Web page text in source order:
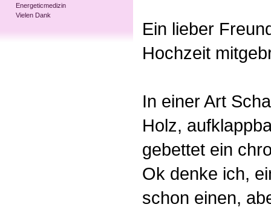
Energeticmedizin
Vielen Dank
Ein lieber
Hochzeit
In einer Art
Holz,
gebettet ein
Ok denke ich,
schon einen,